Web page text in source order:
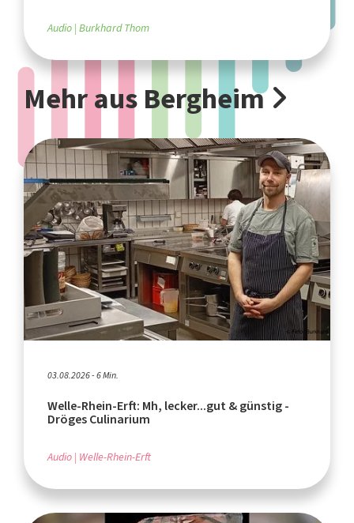
Audio Burkhard Thom
Mehr aus Bergheim
03.08.2026 - 6 Min.
Welle-Rhein-Erft: Mh, lecker...gut & günstig -
Dröges Culinarium
Audio Welle-Rhein-Erft